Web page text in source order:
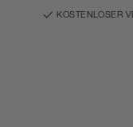
KOSTENLOSER